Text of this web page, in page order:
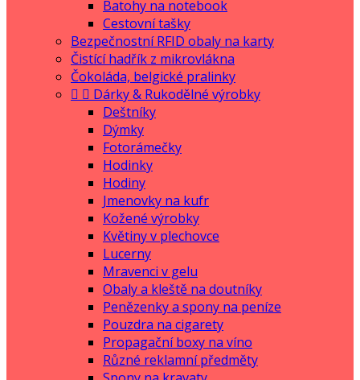
Batohy na notebook
Cestovní tašky
Bezpečnostní RFID obaly na karty
Čistící hadřík z mikrovlákna
Čokoláda, belgické pralinky
  Dárky & Rukodělné výrobky
Deštníky
Dýmky
Fotorámečky
Hodinky
Hodiny
Jmenovky na kufr
Kožené výrobky
Květiny v plechovce
Lucerny
Mravenci v gelu
Obaly a kleště na doutníky
Penězenky a spony na peníze
Pouzdra na cigarety
Propagační boxy na víno
Různé reklamní předměty